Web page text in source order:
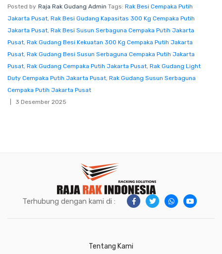
Posted by Raja Rak Gudang Admin Tags: Rak Besi Cempaka Putih
Jakarta Pusat, Rak Besi Gudang Kapasitas 300 Kg Cempaka Putih
Jakarta Pusat, Rak Besi Susun Serbaguna Cempaka Putih Jakarta
Pusat, Rak Gudang Besi Kekuatan 300 Kg Cempaka Putih Jakarta
Pusat, Rak Gudang Besi Susun Serbaguna Cempaka Putih Jakarta
Pusat, Rak Gudang Cempaka Putih Jakarta Pusat, Rak Gudang Light
Duty Cempaka Putih Jakarta Pusat, Rak Gudang Susun Serbaguna
Cempaka Putih Jakarta Pusat
3 Desember 2025
Terhubung dengan kami di :
Tentang Kami